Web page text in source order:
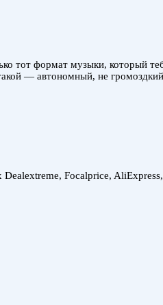
тот формат музыки, который
— автономный, не
Focalprice,